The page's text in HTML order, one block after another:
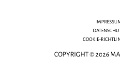
COOKIE-
COPYRIGHT © 2026